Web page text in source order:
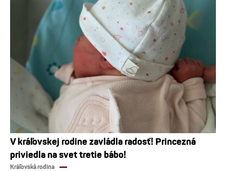
V kráľovskej rodine zavládla radosť! Princezná
priviedla na svet tretie bábo!
Kráľovská rodina